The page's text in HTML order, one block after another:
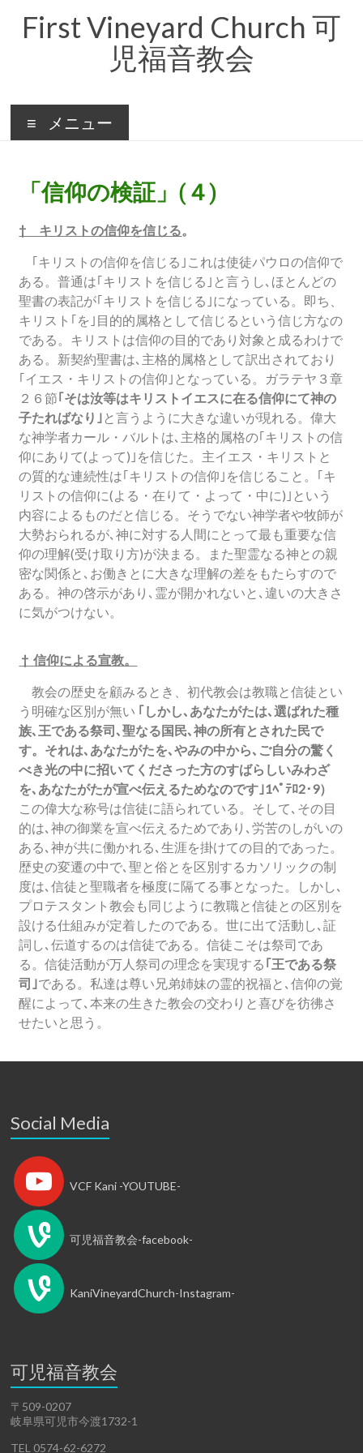
First Vineyard Church 可
児福音教会
メニュー
「信仰の検証」(４)
† キリストの信仰を信じる。
｢キリストの信仰を信じる｣これは使徒パウロの信仰で
ある。普通は｢キリストを信じる｣と言うし､ほとんどの
聖書の表記が｢キリストを信じる｣になっている。即ち、
キリスト｢を｣目的的属格として信じるという信じ方なの
である。キリストは信仰の目的であり対象と成るわけで
ある。新契約聖書は､主格的属格として訳出されており
｢イエス・キリストの信仰｣となっている。ガラテヤ３章
２６節｢そは汝等はキリストイエスに在る信仰にて神の
子たればなり｣ と言うように大きな違いが現れる。偉大
な神学者カール・バルトは､主格的属格の｢キリストの信
仰にありて(よって)｣を信じた。主イエス・キリストと
の質的な連続性は｢キリストの信仰｣を信じること。｢キ
リストの信仰に(よる・在りて・よって・中に)｣という
内容によるものだと信じる。そうでない神学者や牧師が
大勢おられるが､神に対する人間にとって最も重要な信
仰の理解(受け取り方)が決まる。また聖霊なる神との親
密な関係と､お働きとに大きな理解の差をもたらすので
ある。神の啓示があり､霊が開かれないと､違いの大きさ
に気がつけない。
† 信仰による宣教。
教会の歴史を顧みるとき、初代教会は教職と信徒とい
う明確な区別が無い ｢しかし､あなたがたは､選ばれた種
族､王である祭司､聖なる国民､神の所有とされた民で
す。それは､あなたがたを､やみの中から､ご自分の驚く
べき光の中に招いてくださった方のすばらしいみわざ
を､あなたがたが宣べ伝えるためなのです｣1ﾍﾟﾃﾛ2･9）
この偉大な称号は信徒に語られている。そして､その目
的は､神の御業を宣べ伝えるためであり､労苦のしがいの
ある､神が共に働かれる､生涯を掛けての目的であった。
歴史の変遷の中で､聖と俗とを区別するカソリックの制
度は､信徒と聖職者を極度に隔てる事となった。しかし､
プロテスタント教会も同じように教職と信徒との区別を
設ける仕組みが定着したのである。世に出て活動し､証
詞し､伝道するのは信徒である。信徒こそは祭司であ
る。信徒活動が万人祭司の理念を実現する ｢王である祭
司｣である。私達は尊い兄弟姉妹の霊的祝福と､信仰の覚
醒によって､本来の生きた教会の交わりと喜びを彷彿さ
せたいと思う。
Social Media
VCF Kani -YOUTUBE-
可児福音教会-facebook-
KaniVineyardChurch-Instagram-
可児福音教会
〒509-0207
岐阜県可児市今渡1732-1
TEL 0574-62-6272